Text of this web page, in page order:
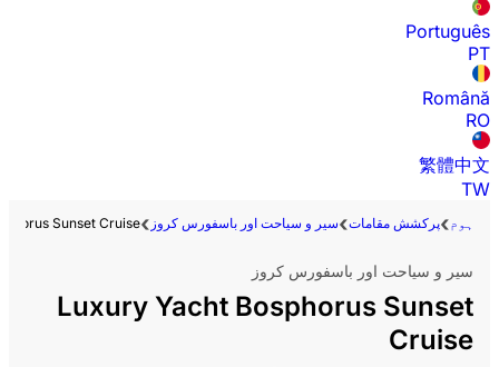
Português
PT
Română
RO
繁體中文
TW
ہوم پرکشش مقامات سیر و سیاحت اور باسفورس کروز Sunset Cruise
سیر و سیاحت اور باسفورس کروز
Luxury Yacht Bosphorus Sunset
Cruise